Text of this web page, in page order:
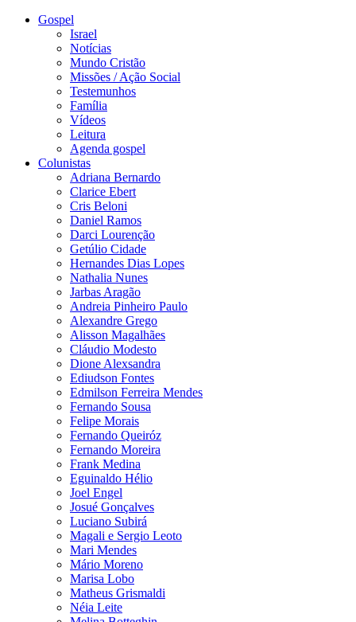
Gospel
Israel
Notícias
Mundo Cristão
Missões / Ação Social
Testemunhos
Família
Vídeos
Leitura
Agenda gospel
Colunistas
Adriana Bernardo
Clarice Ebert
Cris Beloni
Daniel Ramos
Darci Lourenção
Getúlio Cidade
Hernandes Dias Lopes
Nathalia Nunes
Jarbas Aragão
Andreia Pinheiro Paulo
Alexandre Grego
Alisson Magalhães
Cláudio Modesto
Dione Alexsandra
Ediudson Fontes
Edmilson Ferreira Mendes
Fernando Sousa
Felipe Morais
Fernando Queiróz
Fernando Moreira
Frank Medina
Eguinaldo Hélio
Joel Engel
Josué Gonçalves
Luciano Subirá
Magali e Sergio Leoto
Mari Mendes
Mário Moreno
Marisa Lobo
Matheus Grismaldi
Néia Leite